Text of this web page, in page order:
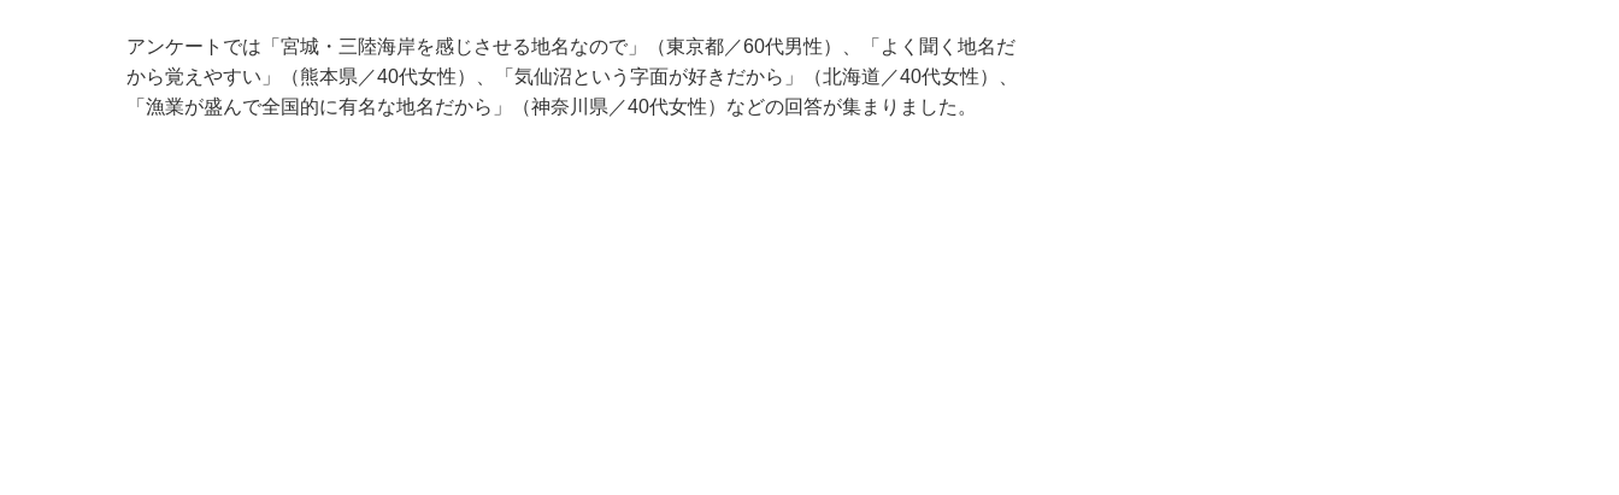
アンケートでは「宮城・三陸海岸を感じさせる地名なので」（東京都／60代男性）、「よく聞く地名だ
から覚えやすい」（熊本県／40代女性）、「気仙沼という字面が好きだから」（北海道／40代女性）、
「漁業が盛んで全国的に有名な地名だから」（神奈川県／40代女性）などの回答が集まりました。